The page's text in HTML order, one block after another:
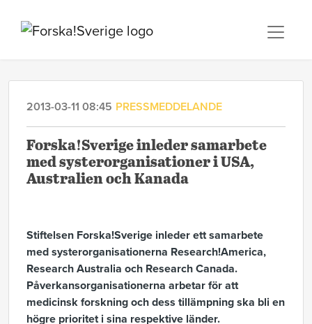
2013-03-11 08:45 PRESSMEDDELANDE
Forska!Sverige inleder samarbete
med systerorganisationer i USA,
Australien och Kanada
Stiftelsen Forska!Sverige inleder ett samarbete
med systerorganisationerna Research!America,
Research Australia och Research Canada.
Påverkansorganisationerna arbetar för att
medicinsk forskning och dess tillämpning ska bli en
högre prioritet i sina respektive länder.